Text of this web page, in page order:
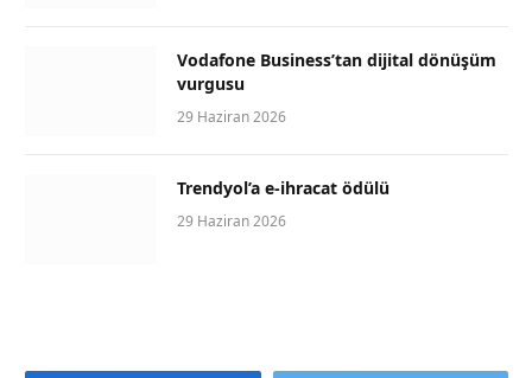
Vodafone Business’tan dijital dönüşüm
vurgusu
29 Haziran 2026
Trendyol’a e-ihracat ödülü
29 Haziran 2026